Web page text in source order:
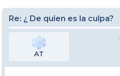
Re: ¿ De quien es la culpa?
AT